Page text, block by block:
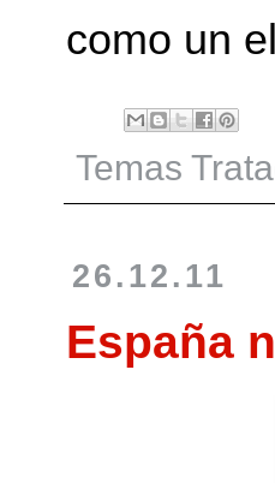
como un
Temas
26.12.11
España